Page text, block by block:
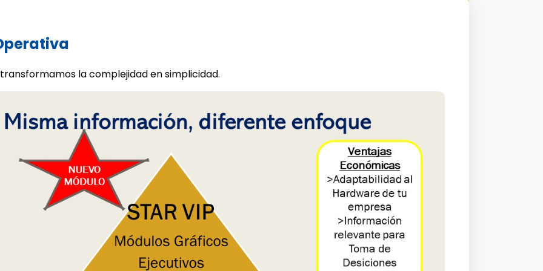
la complejidad en simplicidad.